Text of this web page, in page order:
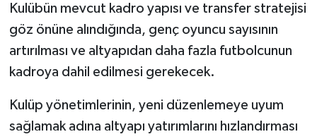
Kulübün mevcut kadro yapısı ve transfer stratejisi
göz önüne alındığında, genç oyuncu sayısının
artırılması ve altyapıdan daha fazla futbolcunun
kadroya dahil edilmesi gerekecek.
Kulüp yönetimlerinin, yeni düzenlemeye uyum
sağlamak adına altyapı yatırımlarını hızlandırması